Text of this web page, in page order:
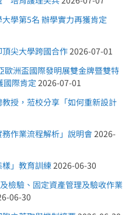
學第5名 辦學實力再獲肯定
尖大學跨國合作2026-07-01
洲盃國際發明展雙金牌暨雙特
國際肯定 2026-07-01
教授，蒞校分享「如何重新設計
作業流程解析」說明會2026-
」教育訓練2026-06-30
檢驗、固定資產管理及驗收作業
06-30